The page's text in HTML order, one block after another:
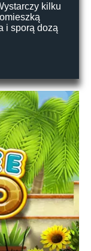
kilku
i sporą dozą